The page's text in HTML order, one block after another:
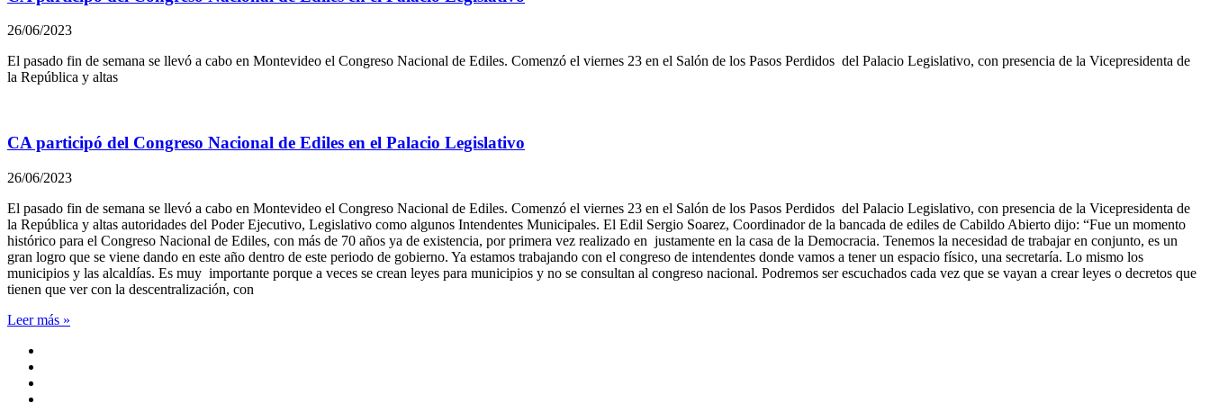
26/06/2023
El pasado fin de semana se llevó a cabo en Montevideo el Congreso Nacional de Ediles. Comenzó el viernes 23 en el Salón de los Pasos Perdidos del Palacio Legislativo, con presencia de la Vicepresidenta de
la República y altas
CA participó del Congreso Nacional de Ediles en el Palacio Legislativo
26/06/2023
El pasado fin de semana se llevó a cabo en Montevideo el Congreso Nacional de Ediles. Comenzó el viernes 23 en el Salón de los Pasos Perdidos del Palacio Legislativo, con presencia de la Vicepresidenta de
la República y altas autoridades del Poder Ejecutivo, Legislativo como algunos Intendentes Municipales. El Edil Sergio Soarez, Coordinador de la bancada de ediles de Cabildo Abierto dijo: “Fue un momento
histórico para el Congreso Nacional de Ediles, con más de 70 años ya de existencia, por primera vez realizado en justamente en la casa de la Democracia. Tenemos la necesidad de trabajar en conjunto, es un
gran logro que se viene dando en este año dentro de este periodo de gobierno. Ya estamos trabajando con el congreso de intendentes donde vamos a tener un espacio físico, una secretaría. Lo mismo los
municipios y las alcaldías. Es muy importante porque a veces se crean leyes para municipios y no se consultan al congreso nacional. Podremos ser escuchados cada vez que se vayan a crear leyes o decretos que
tienen que ver con la descentralización, con
Leer más »